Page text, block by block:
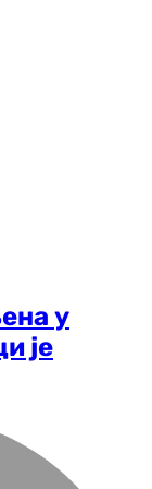
у
је